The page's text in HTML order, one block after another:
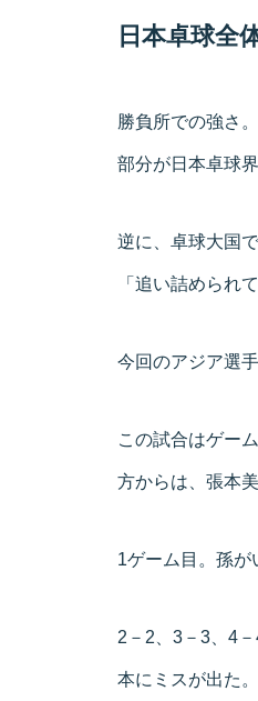
日本卓球全
勝負所での強さ
部分が日本卓球
逆に、卓球大国
「追い詰められ
今回のアジア選
この試合はゲー
方からは、張本
1ゲーム目。孫が
2－2、3－3、4
本にミスが出た